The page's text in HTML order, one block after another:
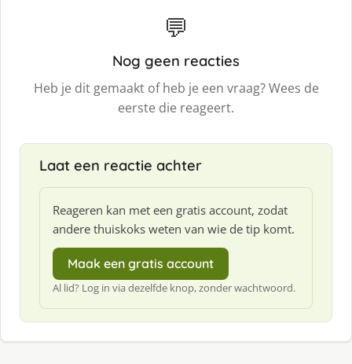
💬
Nog geen reacties
Heb je dit gemaakt of heb je een vraag? Wees de
eerste die reageert.
Laat een reactie achter
Reageren kan met een gratis account, zodat
andere thuiskoks weten van wie de tip komt.
Maak een gratis account
Al lid? Log in via dezelfde knop, zonder wachtwoord.